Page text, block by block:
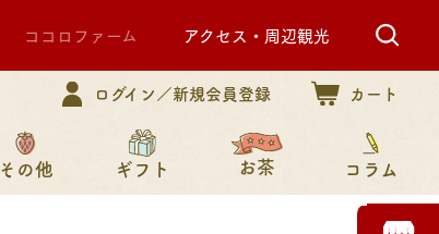
ココロファーム アクセス・周辺観光
ログイン／新規会員登録 カート
その他 ギフト お茶 コラム